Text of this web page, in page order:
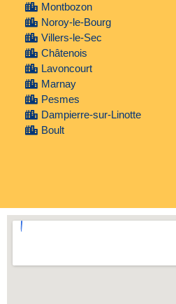
Montbozon
Noroy-le-Bourg
Villers-le-Sec
Châtenois
Lavoncourt
Marnay
Pesmes
Dampierre-sur-Linotte
Boult